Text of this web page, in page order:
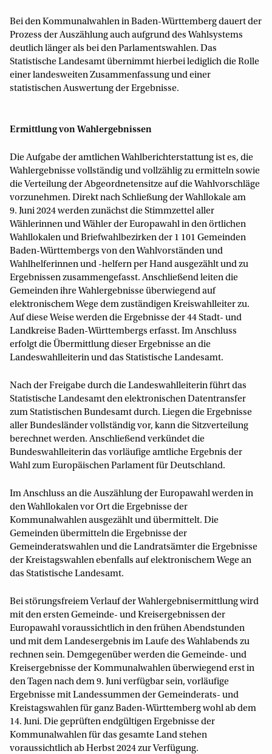
Bei den Kommunalwahlen in Baden-Württemberg dauert der
Prozess der Auszählung auch aufgrund des Wahlsystems
deutlich länger als bei den Parlamentswahlen. Das
Statistische Landesamt übernimmt hierbei lediglich die Rolle
einer landesweiten Zusammenfassung und einer
statistischen Auswertung der Ergebnisse.
Ermittlung von Wahlergebnissen
Die Aufgabe der amtlichen Wahlberichterstattung ist es, die
Wahlergebnisse vollständig und vollzählig zu ermitteln sowie
die Verteilung der Abgeordnetensitze auf die Wahlvorschläge
vorzunehmen. Direkt nach Schließung der Wahllokale am
9. Juni 2024 werden zunächst die Stimmzettel aller
Wählerinnen und Wähler der Europawahl in den örtlichen
Wahllokalen und Briefwahlbezirken der 1 101 Gemeinden
Baden-Württembergs von den Wahlvorständen und
Wahlhelferinnen und -helfern per Hand ausgezählt und zu
Ergebnissen zusammengefasst. Anschließend leiten die
Gemeinden ihre Wahlergebnisse überwiegend auf
elektronischem Wege dem zuständigen Kreiswahlleiter zu.
Auf diese Weise werden die Ergebnisse der 44 Stadt- und
Landkreise Baden-Württembergs erfasst. Im Anschluss
erfolgt die Übermittlung dieser Ergebnisse an die
Landeswahlleiterin und das Statistische Landesamt.
Nach der Freigabe durch die Landeswahlleiterin führt das
Statistische Landesamt den elektronischen Datentransfer
zum Statistischen Bundesamt durch. Liegen die Ergebnisse
aller Bundesländer vollständig vor, kann die Sitzverteilung
berechnet werden. Anschließend verkündet die
Bundeswahlleiterin das vorläufige amtliche Ergebnis der
Wahl zum Europäischen Parlament für Deutschland.
Im Anschluss an die Auszählung der Europawahl werden in
den Wahllokalen vor Ort die Ergebnisse der
Kommunalwahlen ausgezählt und übermittelt. Die
Gemeinden übermitteln die Ergebnisse der
Gemeinderatswahlen und die Landratsämter die Ergebnisse
der Kreistagswahlen ebenfalls auf elektronischem Wege an
das Statistische Landesamt.
Bei störungsfreiem Verlauf der Wahlergebnisermittlung wird
mit den ersten Gemeinde- und Kreisergebnissen der
Europawahl voraussichtlich in den frühen Abendstunden
und mit dem Landesergebnis im Laufe des Wahlabends zu
rechnen sein. Demgegenüber werden die Gemeinde- und
Kreisergebnisse der Kommunalwahlen überwiegend erst in
den Tagen nach dem 9. Juni verfügbar sein, vorläufige
Ergebnisse mit Landessummen der Gemeinderats- und
Kreistagswahlen für ganz Baden-Württemberg wohl ab dem
14. Juni. Die geprüften endgültigen Ergebnisse der
Kommunalwahlen für das gesamte Land stehen
voraussichtlich ab Herbst 2024 zur Verfügung.